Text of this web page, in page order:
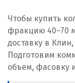
Чтобы купить
фракцию 40–70
доставку в
Подготовим
объем, фасовку